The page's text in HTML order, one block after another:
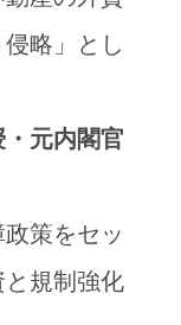
略」とし
元内閣官
策をセッ
と規制強化